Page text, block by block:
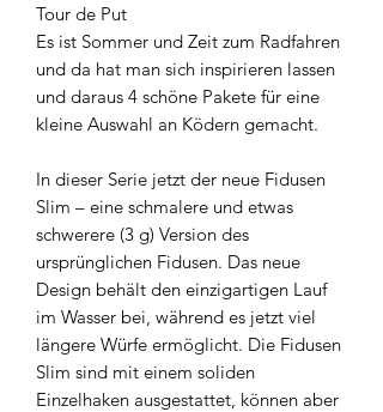
Tour de Put
Es ist Sommer und Zeit zum Radfahren
und da hat man sich inspirieren lassen
und daraus 4 schöne Pakete für eine
kleine Auswahl an Ködern gemacht.
In dieser Serie jetzt der neue Fidusen
Slim – eine schmalere und etwas
schwerere (3 g) Version des
ursprünglichen Fidusen. Das neue
Design behält den einzigartigen Lauf
im Wasser bei, während es jetzt viel
längere Würfe ermöglicht. Die Fidusen
Slim sind mit einem soliden
Einzelhaken ausgestattet, können aber